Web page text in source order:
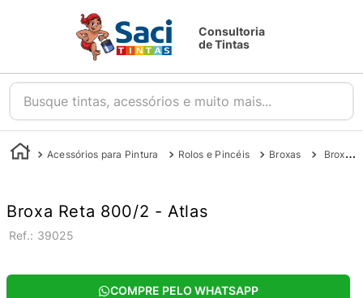
Consultoria
de Tintas
Busque tintas, acessórios e muito mais...
Acessórios para Pintura Rolos e Pincéis Broxas Broxa Reta 800/2 - Atlas
Broxa Reta 800/2 - Atlas
: 39025
COMPRE PELO WHATSAPP